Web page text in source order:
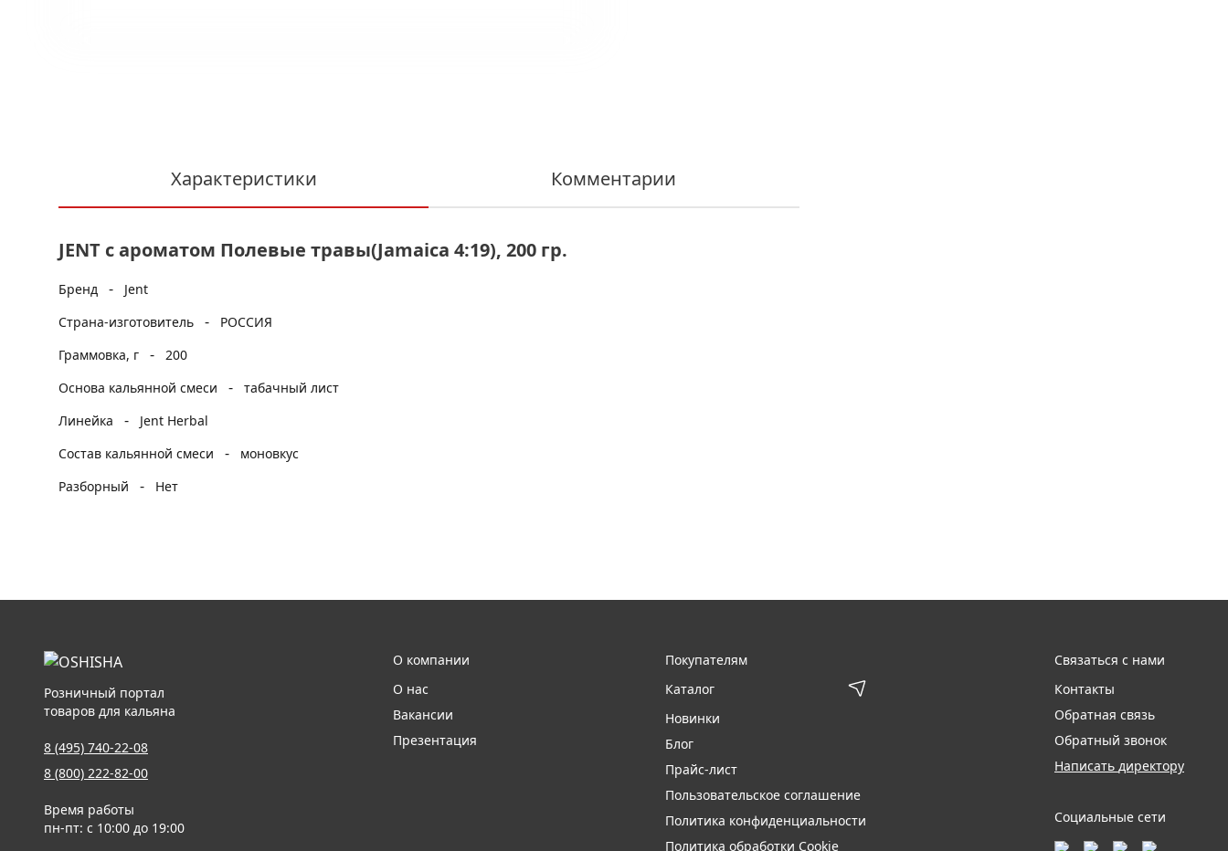
Характеристики Комментарии
JENT с ароматом Полевые травы(Jamaica 4:19), 200 гр.
Бренд -
Jent
Страна-изготовитель
-
РОССИЯ
Граммовка, г
- 200
Основа кальянной смеси
- табачный лист
Линейка
-
Jent Herbal
Состав кальянной смеси
-
моновкус
Разборный
- Нет
Розничный портал
товаров для кальяна
8 (495) 740-22-08
8 (800) 222-82-00
Время работы
пн-пт: с 10:00 до 19:00
О компании
О нас
Вакансии
Презентация
Покупателям
Каталог
Новинки
Блог
Прайс-лист
Пользовательское соглашение
Политика конфиденциальности
Политика обработки Cookie
Связаться с нами
Контакты
Обратная связь
Обратный звонок
Написать директору
Социальные сети